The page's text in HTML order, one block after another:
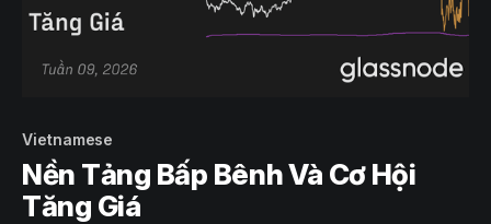
Vietnamese
Nền Tảng Bấp Bênh Và Cơ Hội
Tăng Giá